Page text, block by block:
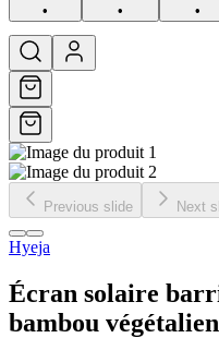
•
•
•
Boutique
•
Votre Lab
Visage
Shop All
Previous slide Next
Hyeja
Écran solaire
bambou